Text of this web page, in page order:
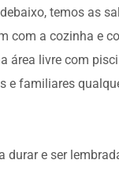
temos as
com a cozinha e
área livre com
e familiares
durar e ser